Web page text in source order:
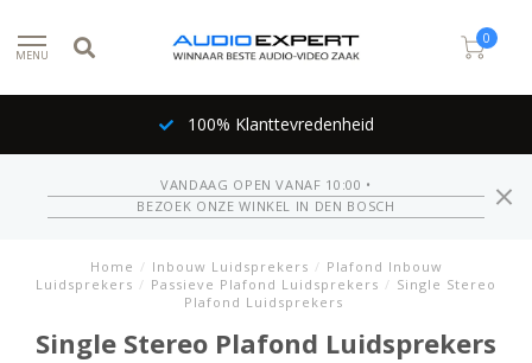
MENU
0
100% Klanttevredenheid
VANDAAG OPEN VANAF 10:00 •
BEZOEK ONZE WINKEL IN DEN BOSCH
Home / Inbouw Luidsprekers / Plafond Inbouw
Luidsprekers / Passieve Plafond Luidsprekers / Single Stereo
Plafond Luidsprekers
Single Stereo Plafond Luidsprekers